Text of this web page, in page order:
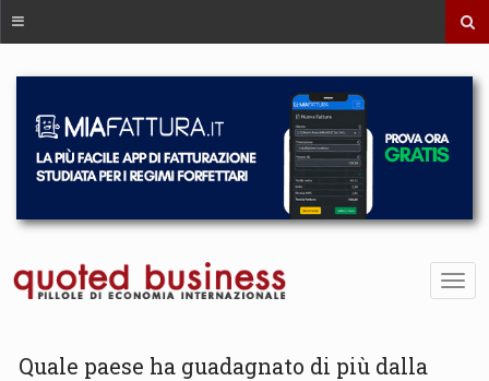
Quale paese ha guadagnato di più dalla